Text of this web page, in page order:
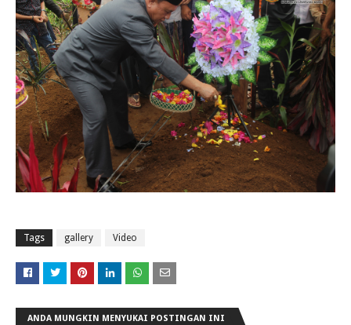
Tags gallery Video
ANDA MUNGKIN MENYUKAI POSTINGAN INI